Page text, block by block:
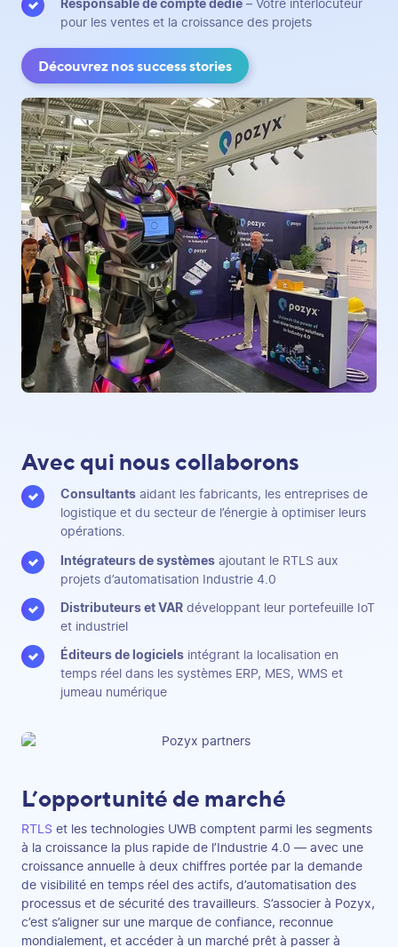
Responsable de compte dédié – Votre interlocuteur
pour les ventes et la croissance des projets
Découvrez nos success stories
Avec qui nous collaborons
Consultants aidant les fabricants, les entreprises de
logistique et du secteur de l’énergie à optimiser leurs
opérations.
Intégrateurs de systèmes ajoutant le RTLS aux
projets d’automatisation Industrie 4.0
Distributeurs et VAR développant leur portefeuille IoT
et industriel
Éditeurs de logiciels intégrant la localisation en
temps réel dans les systèmes ERP, MES, WMS et
jumeau numérique
L’opportunité de marché
RTLS et les technologies UWB comptent parmi les segments
à la croissance la plus rapide de l’Industrie 4.0 — avec une
croissance annuelle à deux chiffres portée par la demande
de visibilité en temps réel des actifs, d’automatisation des
processus et de sécurité des travailleurs. S’associer à Pozyx,
c’est s’aligner sur une marque de confiance, reconnue
mondialement, et accéder à un marché prêt à passer à